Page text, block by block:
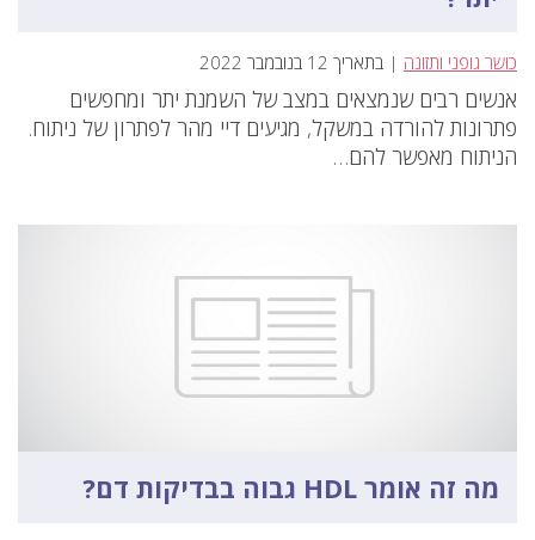
כושר גופני ותזונה | בתאריך 12 בנובמבר 2022
אנשים רבים שנמצאים במצב של השמנת יתר ומחפשים
פתרונות להורדה במשקל, מגיעים דיי מהר לפתרון של ניתוח.
הניתוח מאפשר להם…
מה זה אומר HDL גבוה בבדיקות דם?